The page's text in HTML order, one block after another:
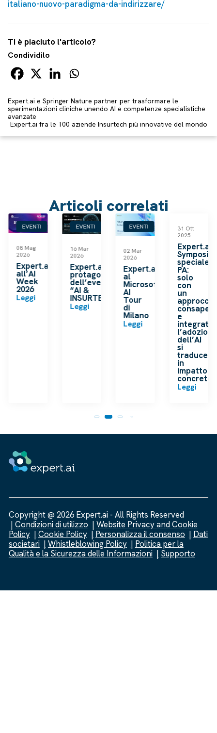
italiano-nuovo-paradigma-da-indirizzare/
Ti è piaciuto l'articolo?
Condividilo
Expert.ai e Springer Nature partner per trasformare le
sperimentazioni cliniche unendo AI e competenze specialistiche
avanzate
Expert.ai fra le 100 aziende Insurtech più innovative del mondo
Articoli correlati
EVENTI
08 Mag
2026
Expert.ai
all’AI
Week
2026
Leggi
EVENTI
16 Mar
2026
Expert.ai
protagonista
dell’evento
“AI &
INSURTECH”
Leggi
EVENTI
02 Mar
2026
Expert.ai
al
Microsoft
AI
Tour
di
Milano
Leggi
EVENTI
31 Ott
2025
Expert.ai
speciale
PA:
solo
con
un
approccio
e
integrato
l’adozione
dell’AI
si
traduce
in
impatto
concreto
Leggi
Copyright @ 2026 Expert.ai - All Rights Reserved
Condizioni di utilizzo
Website Privacy and Cookie
Policy
Cookie Policy Personalizza il consenso
Dati
societari
Whistleblowing Policy
Politica per la
Qualità e la Sicurezza delle Informazioni
Supporto